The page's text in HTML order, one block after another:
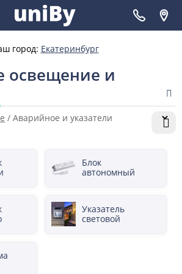
город: Екатеринбург
освещение и
/ Аварийное и указатели
Блок
автономный
Указатель
световой